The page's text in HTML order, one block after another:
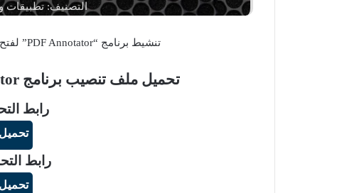
التصنيف: تطبيقات
تنشيط برنامج “PDF Annotator” لفتح وتحرير ملفات “PDF” باحترافية عالية.
تحميل ملف تنصيب برنامج PDF Annotator زائد ملف التفعيل
رابط
تحميل
رابط
تحميل